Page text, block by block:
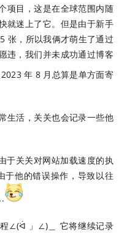
项目，这是在全球范围内随
就迷上了它。但是由于新手
张，所以我俩才萌生了通过
违，我们并未成功通过博客
2023 年 8 月总算是单方面寄
生活，关关也会记录一些他
于关关对网站加载速度的执
于他的错误操作，导致以往
∠(ᐛ 」∠)＿ 它将继续记录